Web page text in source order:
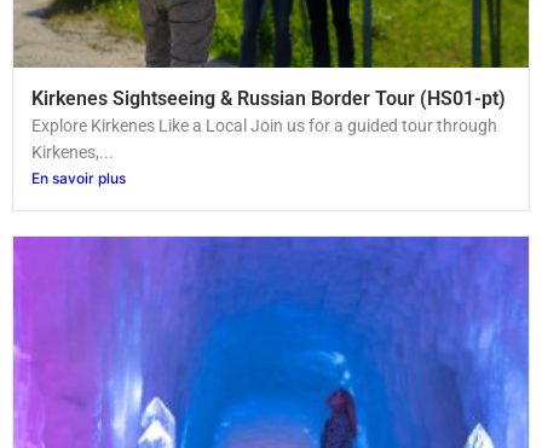
Kirkenes Sightseeing & Russian Border Tour (HS01-pt)
Explore Kirkenes Like a Local Join us for a guided tour through
Kirkenes,...
En savoir plus